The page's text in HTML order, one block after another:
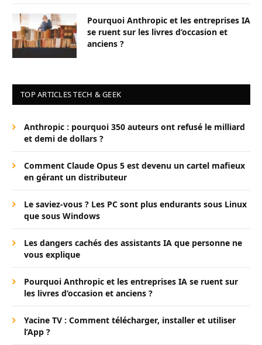
Pourquoi Anthropic et les entreprises IA
se ruent sur les livres d’occasion et
anciens ?
TOP ARTICLES TECH & GEEK
Anthropic : pourquoi 350 auteurs ont refusé le milliard
et demi de dollars ?
Comment Claude Opus 5 est devenu un cartel mafieux
en gérant un distributeur
Le saviez-vous ? Les PC sont plus endurants sous Linux
que sous Windows
Les dangers cachés des assistants IA que personne ne
vous explique
Pourquoi Anthropic et les entreprises IA se ruent sur
les livres d’occasion et anciens ?
Yacine TV : Comment télécharger, installer et utiliser
l’App ?